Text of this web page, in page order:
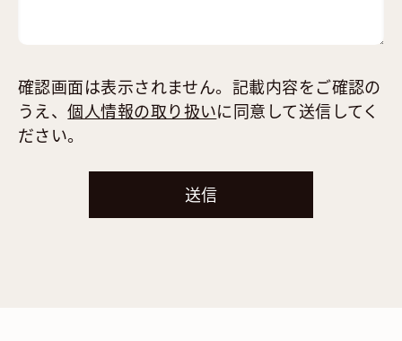
確認画面は表示されません。記載内容をご確認の
うえ、個人情報の取り扱いに同意して送信してく
ださい。